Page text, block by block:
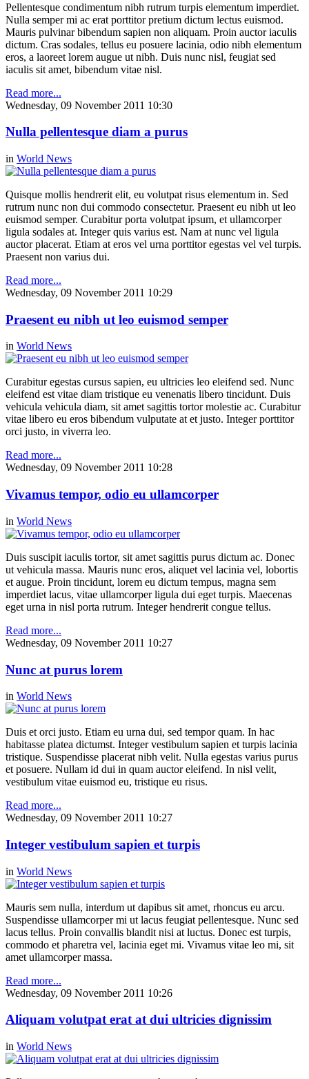
Pellentesque condimentum nibh rutrum turpis elementum imperdiet.
Nulla semper mi ac erat porttitor pretium dictum lectus euismod.
Mauris pulvinar bibendum sapien non aliquam. Proin auctor iaculis
dictum. Cras sodales, tellus eu posuere lacinia, odio nibh elementum
eros, a laoreet lorem augue ut nibh. Duis nunc nisl, feugiat sed
iaculis sit amet, bibendum vitae nisl.
Read more...
Wednesday, 09 November 2011 10:30
Nulla pellentesque diam a purus
in World News
Quisque mollis hendrerit elit, eu volutpat risus elementum in. Sed
rutrum nunc non dui commodo consectetur. Praesent eu nibh ut leo
euismod semper. Curabitur porta volutpat ipsum, et ullamcorper
ligula sodales at. Integer quis varius est. Nam at nunc vel ligula
auctor placerat. Etiam at eros vel urna porttitor egestas vel vel turpis.
Praesent non varius dui.
Read more...
Wednesday, 09 November 2011 10:29
Praesent eu nibh ut leo euismod semper
in World News
Curabitur egestas cursus sapien, eu ultricies leo eleifend sed. Nunc
eleifend est vitae diam tristique eu venenatis libero tincidunt. Duis
vehicula vehicula diam, sit amet sagittis tortor molestie ac. Curabitur
vitae libero eu eros bibendum vulputate at et justo. Integer porttitor
orci justo, in viverra leo.
Read more...
Wednesday, 09 November 2011 10:28
Vivamus tempor, odio eu ullamcorper
in World News
Duis suscipit iaculis tortor, sit amet sagittis purus dictum ac. Donec
ut vehicula massa. Mauris nunc eros, aliquet vel lacinia vel, lobortis
et augue. Proin tincidunt, lorem eu dictum tempus, magna sem
imperdiet lacus, vitae ullamcorper ligula dui eget turpis. Maecenas
eget urna in nisl porta rutrum. Integer hendrerit congue tellus.
Read more...
Wednesday, 09 November 2011 10:27
Nunc at purus lorem
in World News
Duis et orci justo. Etiam eu urna dui, sed tempor quam. In hac
habitasse platea dictumst. Integer vestibulum sapien et turpis lacinia
tristique. Suspendisse placerat nibh velit. Nulla egestas varius purus
et posuere. Nullam id dui in quam auctor eleifend. In nisl velit,
vestibulum vitae euismod eu, tristique eu risus.
Read more...
Wednesday, 09 November 2011 10:27
Integer vestibulum sapien et turpis
in World News
Mauris sem nulla, interdum ut dapibus sit amet, rhoncus eu arcu.
Suspendisse ullamcorper mi ut lacus feugiat pellentesque. Nunc sed
lacus tellus. Proin convallis blandit nisi at luctus. Donec est turpis,
commodo et pharetra vel, lacinia eget mi. Vivamus vitae leo mi, sit
amet ullamcorper massa.
Read more...
Wednesday, 09 November 2011 10:26
Aliquam volutpat erat at dui ultricies dignissim
in World News